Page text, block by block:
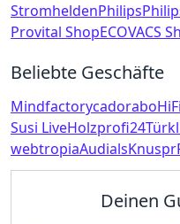
StromheldenPhilips
Provital ShopECOVACS
Beliebte Geschäfte
Mindfactorycadorabo
Susi LiveHolzprofi24
webtropiaAudialsKnuspr
Deinen